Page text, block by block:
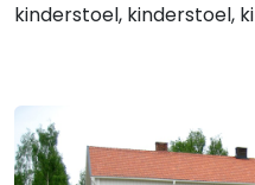
kinderstoel, kinderstoel,